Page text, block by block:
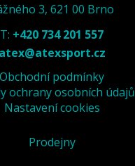
3, 621 00 Brno
T: +420 734 201 557
atex@atexsport.cz
Obchodní podmínky
ochrany osobních údajů
Nastavení cookies
Prodejny